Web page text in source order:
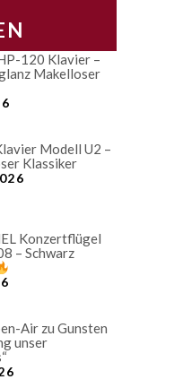
120 Klavier –
Makelloser
Modell U2 –
Klassiker
Konzertflügel
– Schwarz
Air zu Gunsten
unser